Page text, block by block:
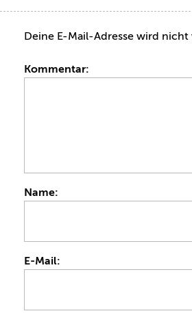
Deine E-Mail-Adresse wird
Kommentar:
Name:
E-Mail: